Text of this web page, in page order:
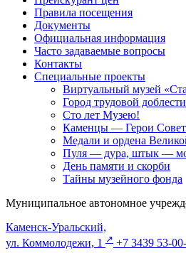
Правила посещения
Документы
Официальная информация
Часто задаваемые вопросы
Контакты
Специальные проекты
Виртуальный музей
Город трудовой доблести
Сто лет Музею!
Каменцы — Герои
Медали и ордена
Пуля — дура, штык —
День памяти и скорби
Тайны музейного фонда
Муниципальное автономное
Каменск-Уральский,
ул. Коммолодежи, 1 ↗️ +7 3439 53-